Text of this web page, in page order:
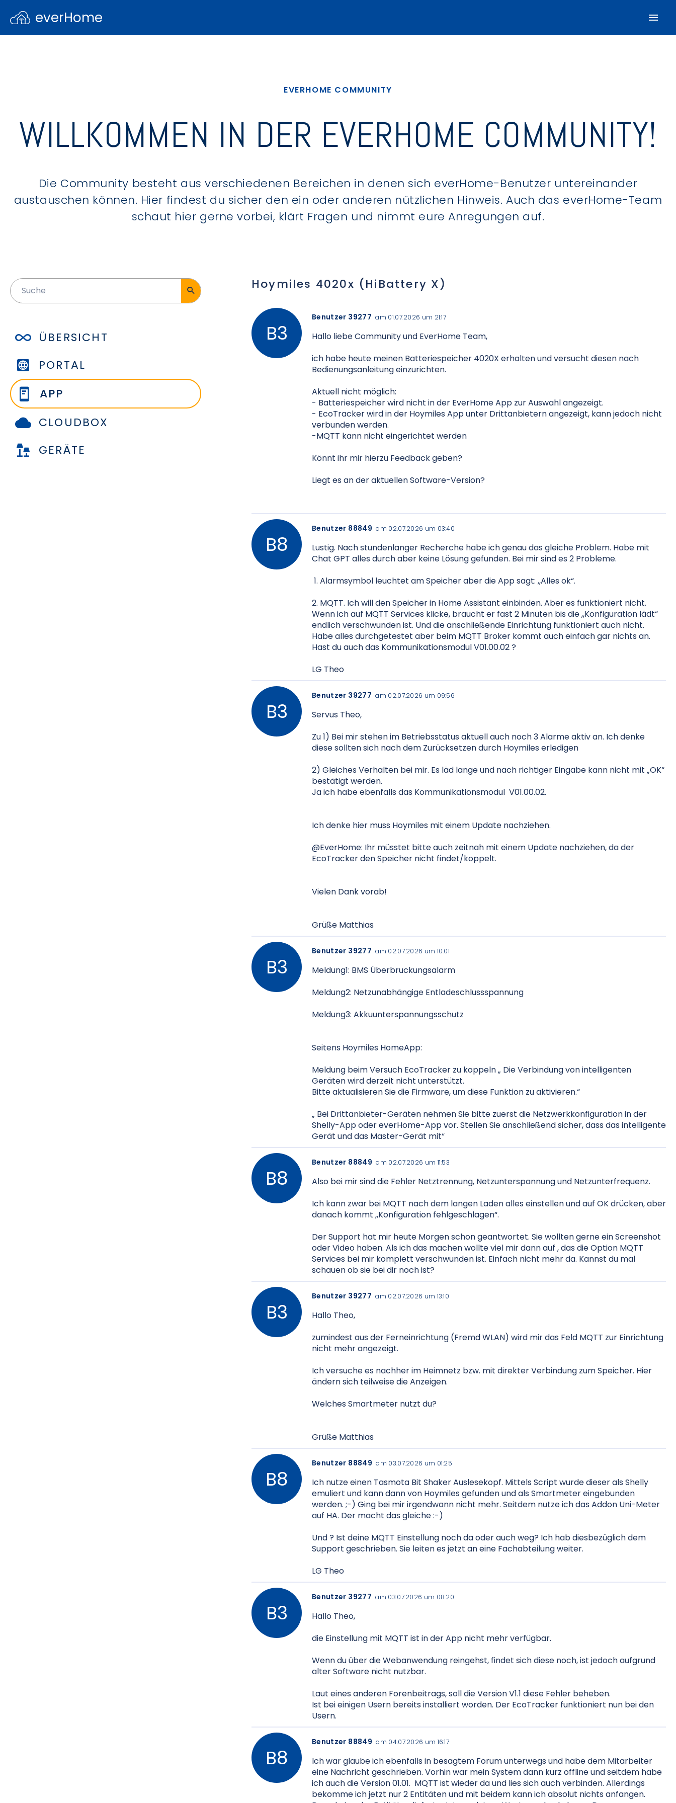
everHome
EVERHOME COMMUNITY
WILLKOMMEN IN DER EVERHOME COMMUNITY!
Die Community besteht aus verschiedenen Bereichen in denen sich everHome-Benutzer untereinander
austauschen können. Hier findest du sicher den ein oder anderen nützlichen Hinweis. Auch das everHome-Team
schaut hier gerne vorbei, klärt Fragen und nimmt eure Anregungen auf.
ÜBERSICHT
PORTAL
APP
CLOUDBOX
GERÄTE
Hoymiles 4020x (HiBattery X)
Benutzer 39277 am 01.07.2026 um 21:17
Hallo liebe Community und EverHome Team,
ich habe heute meinen Batteriespeicher 4020X erhalten und versucht diesen nach
Bedienungsanleitung einzurichten.
Aktuell nicht möglich:
- Batteriespeicher wird nicht in der EverHome App zur Auswahl angezeigt.
- EcoTracker wird in der Hoymiles App unter Drittanbietern angezeigt, kann jedoch nicht
verbunden werden.
-MQTT kann nicht eingerichtet werden
Könnt ihr mir hierzu Feedback geben?
Liegt es an der aktuellen Software-Version?
Benutzer 88849 am 02.07.2026 um 03:40
Lustig. Nach stundenlanger Recherche habe ich genau das gleiche Problem. Habe mit
Chat GPT alles durch aber keine Lösung gefunden. Bei mir sind es 2 Probleme.
1. Alarmsymbol leuchtet am Speicher aber die App sagt: ,,Alles ok“.
2. MQTT. Ich will den Speicher in Home Assistant einbinden. Aber es funktioniert nicht.
Wenn ich auf MQTT Services klicke, braucht er fast 2 Minuten bis die ,,Konfiguration lädt“
endlich verschwunden ist. Und die anschließende Einrichtung funktioniert auch nicht.
Habe alles durchgetestet aber beim MQTT Broker kommt auch einfach gar nichts an.
Hast du auch das Kommunikationsmodul V01.00.02 ?
LG Theo
Benutzer 39277 am 02.07.2026 um 09:56
Servus Theo,
Zu 1) Bei mir stehen im Betriebsstatus aktuell auch noch 3 Alarme aktiv an. Ich denke
diese sollten sich nach dem Zurücksetzen durch Hoymiles erledigen
2) Gleiches Verhalten bei mir. Es läd lange und nach richtiger Eingabe kann nicht mit „OK“
bestätigt werden.
Ja ich habe ebenfalls das Kommunikationsmodul V01.00.02.
Ich denke hier muss Hoymiles mit einem Update nachziehen.
@EverHome: Ihr müsstet bitte auch zeitnah mit einem Update nachziehen, da der
EcoTracker den Speicher nicht findet/koppelt.
Vielen Dank vorab!
Grüße Matthias
Benutzer 39277 am 02.07.2026 um 10:01
Meldung1: BMS Überbruckungsalarm
Meldung2: Netzunabhängige Entladeschlussspannung
Meldung3: Akkuunterspannungsschutz
Seitens Hoymiles HomeApp:
Meldung beim Versuch EcoTracker zu koppeln „ Die Verbindung von intelligenten
Geräten wird derzeit nicht unterstützt.
Bitte aktualisieren Sie die Firmware, um diese Funktion zu aktivieren.“
„ Bei Drittanbieter-Geräten nehmen Sie bitte zuerst die Netzwerkkonfiguration in der
Shelly-App oder everHome-App vor. Stellen Sie anschließend sicher, dass das intelligente
Gerät und das Master-Gerät mit“
Benutzer 88849 am 02.07.2026 um 11:53
Also bei mir sind die Fehler Netztrennung, Netzunterspannung und Netzunterfrequenz.
Ich kann zwar bei MQTT nach dem langen Laden alles einstellen und auf OK drücken, aber
danach kommt ,,Konfiguration fehlgeschlagen“.
Der Support hat mir heute Morgen schon geantwortet. Sie wollten gerne ein Screenshot
oder Video haben. Als ich das machen wollte viel mir dann auf , das die Option MQTT
Services bei mir komplett verschwunden ist. Einfach nicht mehr da. Kannst du mal
schauen ob sie bei dir noch ist?
Benutzer 39277 am 02.07.2026 um 13:10
Hallo Theo,
zumindest aus der Ferneinrichtung (Fremd WLAN) wird mir das Feld MQTT zur Einrichtung
nicht mehr angezeigt.
Ich versuche es nachher im Heimnetz bzw. mit direkter Verbindung zum Speicher. Hier
ändern sich teilweise die Anzeigen.
Welches Smartmeter nutzt du?
Grüße Matthias
Benutzer 88849 am 03.07.2026 um 01:25
Ich nutze einen Tasmota Bit Shaker Auslesekopf. Mittels Script wurde dieser als Shelly
emuliert und kann dann von Hoymiles gefunden und als Smartmeter eingebunden
werden. ;-) Ging bei mir irgendwann nicht mehr. Seitdem nutze ich das Addon Uni-Meter
auf HA. Der macht das gleiche :-)
Und ? Ist deine MQTT Einstellung noch da oder auch weg? Ich hab diesbezüglich dem
Support geschrieben. Sie leiten es jetzt an eine Fachabteilung weiter.
LG Theo
Benutzer 39277 am 03.07.2026 um 08:20
Hallo Theo,
die Einstellung mit MQTT ist in der App nicht mehr verfügbar.
Wenn du über die Webanwendung reingehst, findet sich diese noch, ist jedoch aufgrund
alter Software nicht nutzbar.
Laut eines anderen Forenbeitrags, soll die Version V1.1 diese Fehler beheben.
Ist bei einigen Usern bereits installiert worden. Der EcoTracker funktioniert nun bei den
Usern.
Benutzer 88849 am 04.07.2026 um 16:17
Ich war glaube ich ebenfalls in besagtem Forum unterwegs und habe dem Mitarbeiter
eine Nachricht geschrieben. Vorhin war mein System dann kurz offline und seitdem habe
ich auch die Version 01.01. MQTT ist wieder da und lies sich auch verbinden. Allerdings
bekomme ich jetzt nur 2 Entitäten und mit beidem kann ich absolut nichts anfangen.